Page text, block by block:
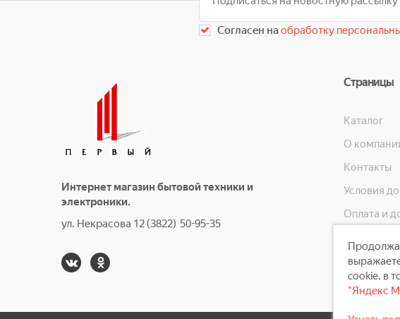
Согласен наобработку
Интернет магазин бытовой техники и
электроники.
ул. Некрасова 12 (3822) 50-95-35
Страницы
Каталог
О
Контакты
Условия
Оплата и
Скидки
cookie, в
"Яндекс